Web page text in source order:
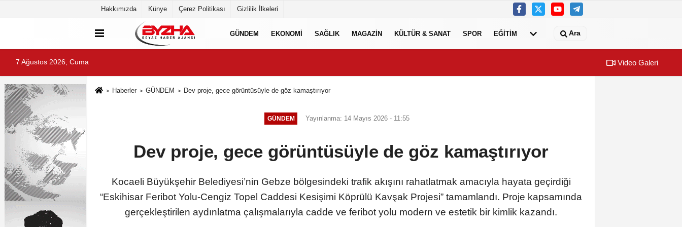
Hakkımızda Künye Çerez Politikası Gizlilik İlkeleri
GÜNDEM EKONOMİ SAĞLIK MAGAZİN KÜLTÜR & SANAT SPOR EĞİTİM Ara
7 Ağustos 2026, Cuma Video Galeri
Haberler GÜNDEM Dev proje, gece görüntüsüyle de göz kamaştırıyor
GÜNDEM Yayınlanma: 14 Mayıs 2026 - 11:55
Dev proje, gece görüntüsüyle de göz kamaştırıyor
Kocaeli Büyükşehir Belediyesi’nin Gebze bölgesindeki trafik akışını rahatlatmak amacıyla hayata geçirdiği
“Eskihisar Feribot Yolu-Cengiz Topel Caddesi Kesişimi Köprülü Kavşak Projesi” tamamlandı. Proje kapsamında
gerçekleştirilen aydınlatma çalışmalarıyla cadde ve feribot yolu modern ve estetik bir kimlik kazandı.